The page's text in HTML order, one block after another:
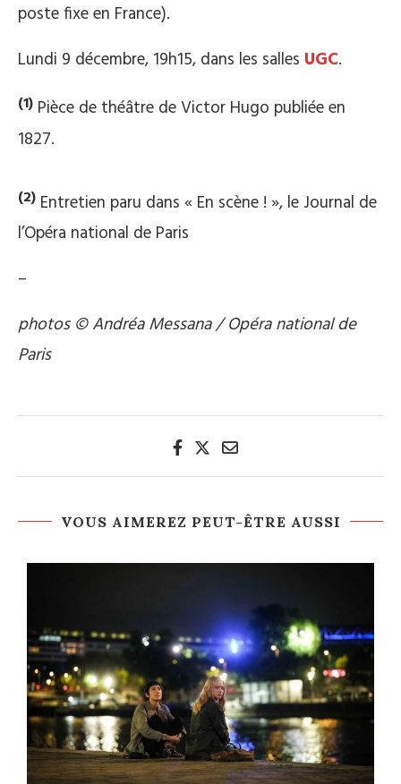
poste fixe en France).
Lundi 9 décembre, 19h15, dans les salles UGC.
(1) Pièce de théâtre de Victor Hugo publiée en
1827.
(2) Entretien paru dans « En scène ! », le Journal de
l’Opéra national de Paris
–
photos © Andréa Messana / Opéra national de
Paris
VOUS AIMEREZ PEUT-ÊTRE AUSSI